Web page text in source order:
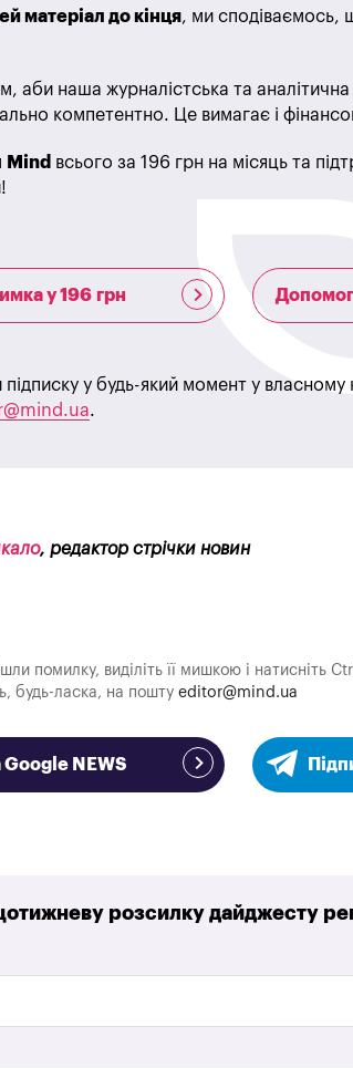
матеріал до кінця, ми сподіваємось,
аби наша журналістська та
компетентно. Це вимагає і
Mind всього за 196 грн на місяць та
у 196 грн
у будь-який момент у власному
.
, редактор стрічки новин
помилку, виділіть її мишкою і натисніть
будь-ласка, на пошту editor@mind.ua
Google NEWS
розсилку дайджесту